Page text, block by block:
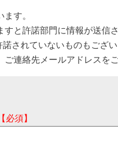
す。
すと許諾部門に情報が送信
されていないものもござ
ご連絡先メールアドレスを
【必須】